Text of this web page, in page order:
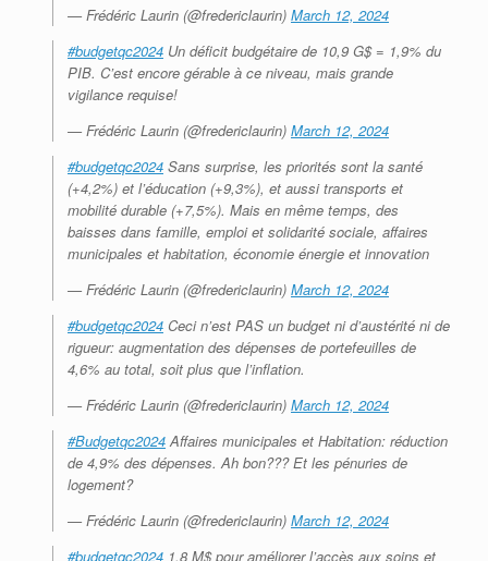
— Frédéric Laurin (@fredericlaurin) March 12, 2024
#budgetqc2024 Un déficit budgétaire de 10,9 G$ = 1,9% du
PIB. C’est encore gérable à ce niveau, mais grande
vigilance requise!
— Frédéric Laurin (@fredericlaurin) March 12, 2024
#budgetqc2024 Sans surprise, les priorités sont la santé
(+4,2%) et l’éducation (+9,3%), et aussi transports et
mobilité durable (+7,5%). Mais en même temps, des
baisses dans famille, emploi et solidarité sociale, affaires
municipales et habitation, économie énergie et innovation
— Frédéric Laurin (@fredericlaurin) March 12, 2024
#budgetqc2024 Ceci n’est PAS un budget ni d’austérité ni de
rigueur: augmentation des dépenses de portefeuilles de
4,6% au total, soit plus que l’inflation.
— Frédéric Laurin (@fredericlaurin) March 12, 2024
#Budgetqc2024Affaires municipales et Habitation: réduction
de 4,9% des dépenses. Ah bon??? Et les pénuries de
logement?
— Frédéric Laurin (@fredericlaurin) March 12, 2024
#budgetqc2024 1,8 M$ pour améliorer l’accès aux soins et